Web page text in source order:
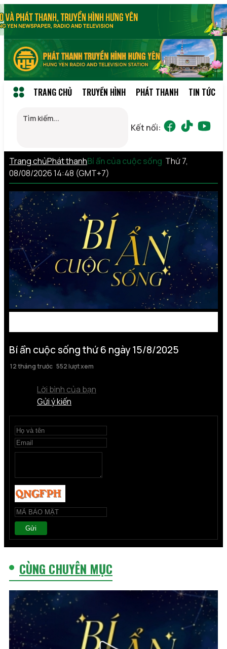
TRANG CHỦ TRUYỀN HÌNH PHÁT THANH TIN TỨC
Kết nối:
Trang chủPhát thanhBí ẩn của cuộc sống Thứ 7,
08/08/2026 14:48 (GMT+7)
Bí ẩn cuộc sống thứ 6 ngày 15/8/2025
12 tháng trước 552 lượt xem
Lời bình của bạn
Gửi ý kiến
Gửi
CÙNG CHUYÊN MỤC